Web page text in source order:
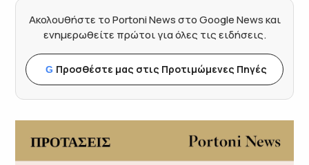
Ακολουθήστε το Portoni News στο Google News και
ενημερωθείτε πρώτοι για όλες τις ειδήσεις.
G Προσθέστε μας στις Προτιμώμενες Πηγές